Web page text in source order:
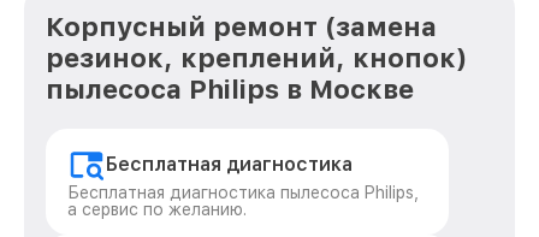
Корпусный ремонт (замена
резинок, креплений, кнопок)
пылесоса Philips в Москве
Бесплатная диагностика
Бесплатная диагностика пылесоса Philips,
а сервис по желанию.